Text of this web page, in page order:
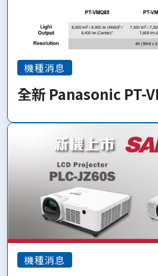
機種消息
全新 Panasonic PT-
機種消息